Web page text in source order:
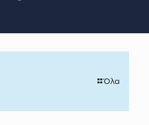
Όλα